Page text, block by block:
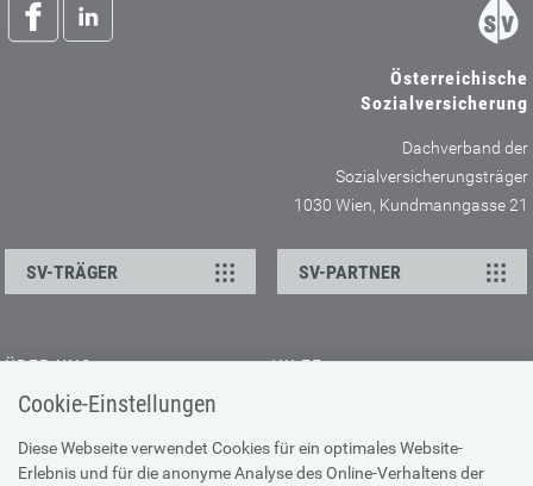
Cookie-Einstellungen
Diese Webseite verwendet Cookies für ein optimales Website-
Erlebnis und für die anonyme Analyse des Online-Verhaltens der
Österreichische
Sozialversicherung
Dachverband der
Sozialversicherungsträger
1030 Wien, Kundmanngasse 21
SV-TRÄGER SV-PARTNER
ÜBER UNS
Kontakt
Offene Stellen
Presse
HILFE
Browser-Info & Sicherheit
Hilfe zur Suche